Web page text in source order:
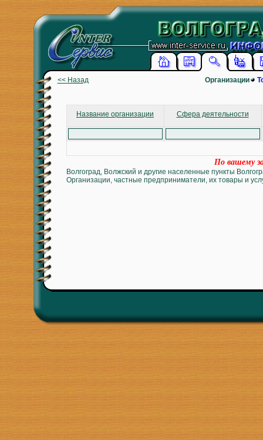
<< Назад Организации
Название организации Сфера деятельности
По вашему
Волгоград, Волжский и другие населенные пункты
Организации, частные предприниматели, их товары и